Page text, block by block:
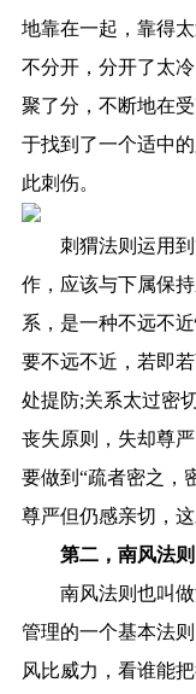
地靠在一起，靠得
不分开，分开了太
聚了分，不断地在
于找到了一个适中
此刺伤。
刺猬法则运用
作，应该与下属保
系，是一种不远不
要不远不近，若即
处提防;关系太过密
丧失原则，失却尊
要做到“疏者密之，
尊严但仍感亲切，这
第二，南风法则
南风法则也叫
管理的一个基本法
风比威力，看谁能